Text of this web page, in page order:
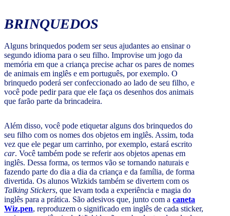
BRINQUEDOS
Alguns brinquedos podem ser seus ajudantes ao ensinar o
segundo idioma para o seu filho. Improvise um jogo da
memória em que a criança precise achar os pares de nomes
de animais em inglês e em português, por exemplo. O
brinquedo poderá ser confeccionado ao lado de seu filho, e
você pode pedir para que ele faça os desenhos dos animais
que farão parte da brincadeira.
Além disso, você pode etiquetar alguns dos brinquedos do
seu filho com os nomes dos objetos em inglês. Assim, toda
vez que ele pegar um carrinho, por exemplo, estará escrito
car. Você também pode se referir aos objetos apenas em
inglês. Dessa forma, os termos vão se tornando naturais e
fazendo parte do dia a dia da criança e da família, de forma
divertida. Os alunos Wizkids também se divertem com os
Talking Stickers, que levam toda a experiência e magia do
inglês para a prática. São adesivos que, junto com a caneta
Wiz.pen, reproduzem o significado em inglês de cada sticker,